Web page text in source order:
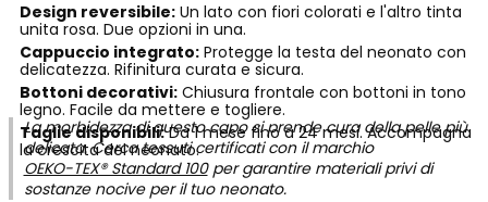
Design reversibile:Un lato con fiori colorati e l'altro tinta
unita rosa. Due opzioni in una.
Cappuccio integrato:Protegge la testa del neonato con
delicatezza. Rifinitura curata e sicura.
Bottoni decorativi:Chiusura frontale con bottoni in tono
legno. Facile da mettere e togliere.
Taglie disponibili:Da 1 mese fino a 24 mesi. Accompagna
la crescita del neonato.
La morbidezza di questo capo si prende cura della pelle più
delicata. Cerca tessuti certificati con il marchio
OEKO-TEX® Standard 100per garantire materiali privi di
sostanze nocive per il tuo neonato.